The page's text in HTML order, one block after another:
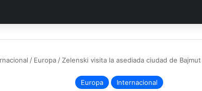
/ Europa / Zelenski visita la asediada ciudad de
Europa Internacional